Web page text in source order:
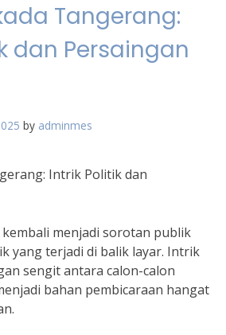
Tangerang:
dan Persaingan
by adminmes
Intrik Politik dan
menjadi sorotan publik
yang terjadi di balik layar. Intrik
sengit antara calon-calon
bahan pembicaraan hangat